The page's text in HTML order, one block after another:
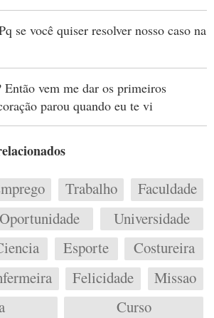
se você quiser resolver nosso caso na
Então vem me dar os primeiros
parou quando eu te vi
Trabalho
Faculdade
Oportunidade
Universidade
Esporte
Costureira
Felicidade
Missao
Curso